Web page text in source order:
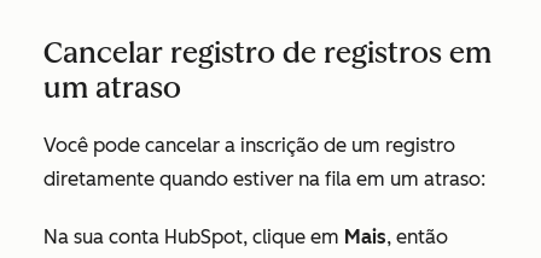
Cancelar registro de registros em
um atraso
Você pode cancelar a inscrição de um registro
diretamente quando estiver na fila em um atraso:
Na sua conta HubSpot, clique em Mais, então